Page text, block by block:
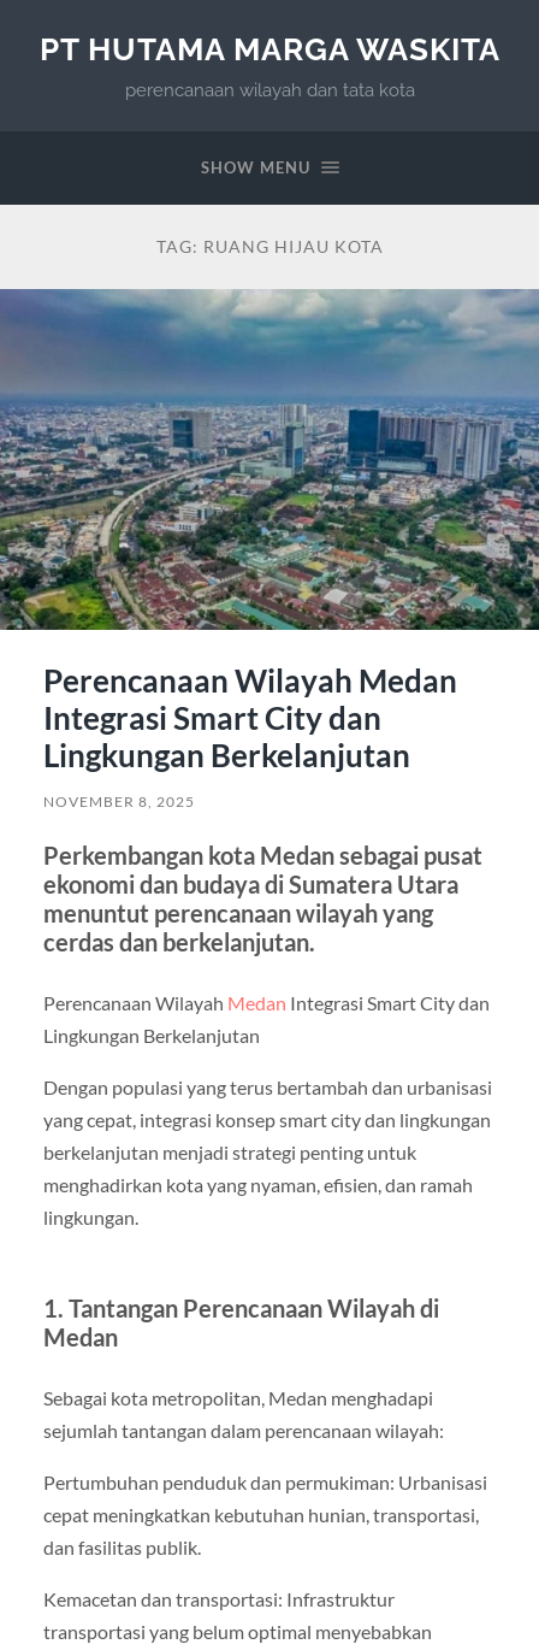
PT HUTAMA MARGA WASKITA
perencanaan wilayah dan tata kota
SHOW MENU
TAG: RUANG HIJAU KOTA
Perencanaan Wilayah Medan
Integrasi Smart City dan
Lingkungan Berkelanjutan
NOVEMBER 8, 2025
Perkembangan kota Medan sebagai pusat
ekonomi dan budaya di Sumatera Utara
menuntut perencanaan wilayah yang
cerdas dan berkelanjutan.
Perencanaan Wilayah Medan Integrasi Smart City dan
Lingkungan Berkelanjutan
Dengan populasi yang terus bertambah dan urbanisasi
yang cepat, integrasi konsep smart city dan lingkungan
berkelanjutan menjadi strategi penting untuk
menghadirkan kota yang nyaman, efisien, dan ramah
lingkungan.
1. Tantangan Perencanaan Wilayah di
Medan
Sebagai kota metropolitan, Medan menghadapi
sejumlah tantangan dalam perencanaan wilayah:
Pertumbuhan penduduk dan permukiman: Urbanisasi
cepat meningkatkan kebutuhan hunian, transportasi,
dan fasilitas publik.
Kemacetan dan transportasi: Infrastruktur
transportasi yang belum optimal menyebabkan